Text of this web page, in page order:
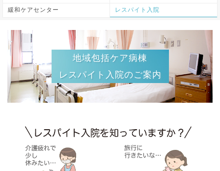
緩和ケアセンター レスパイト入院
地域包括ケア病棟
レスパイト入院のご案内